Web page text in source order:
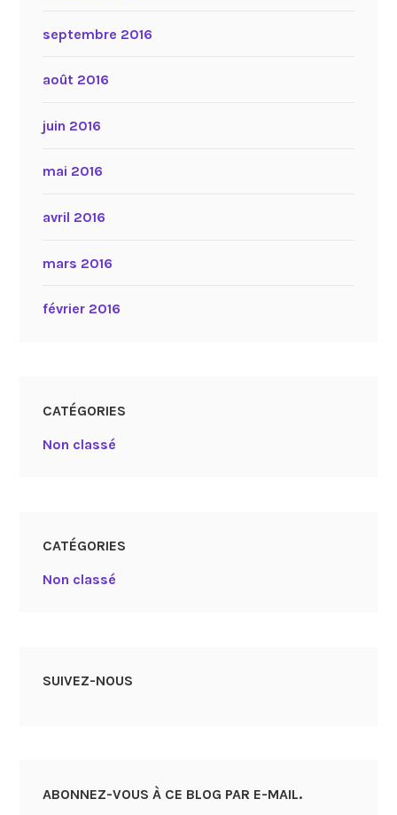
septembre 2016
août 2016
juin 2016
mai 2016
avril 2016
mars 2016
février 2016
CATÉGORIES
Non classé
CATÉGORIES
Non classé
SUIVEZ-NOUS
ABONNEZ-VOUS À CE BLOG PAR E-MAIL.